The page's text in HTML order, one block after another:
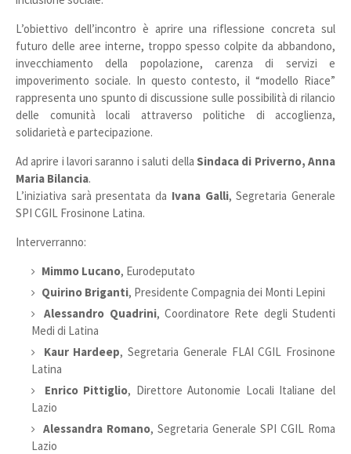
L’obiettivo dell’incontro è aprire una riflessione concreta sul
futuro delle aree interne, troppo spesso colpite da abbandono,
invecchiamento della popolazione, carenza di servizi e
impoverimento sociale. In questo contesto, il “modello Riace”
rappresenta uno spunto di discussione sulle possibilità di rilancio
delle comunità locali attraverso politiche di accoglienza,
solidarietà e partecipazione.
Ad aprire i lavori saranno i saluti della Sindaca di Priverno, Anna
Maria Bilancia.
L’iniziativa sarà presentata da Ivana Galli, Segretaria Generale
SPI CGIL Frosinone Latina.
Interverranno:
Mimmo Lucano, Eurodeputato
Quirino Briganti, Presidente Compagnia dei Monti Lepini
Alessandro Quadrini, Coordinatore Rete degli Studenti
Medi di Latina
Kaur Hardeep, Segretaria Generale FLAI CGIL Frosinone
Latina
Enrico Pittiglio, Direttore Autonomie Locali Italiane del
Lazio
Alessandra Romano, Segretaria Generale SPI CGIL Roma
Lazio